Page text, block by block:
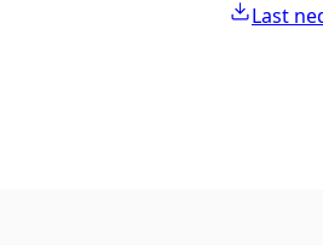
Last